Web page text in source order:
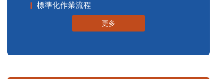
標準化作業流程
更多